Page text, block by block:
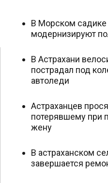
В Морском садике
модернизируют
В Астрахани
пострадал под
автоледи
Астраханцев
потерявшему при
жену
В астраханском
завершается